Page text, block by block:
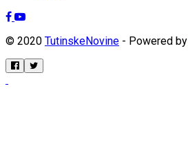
© 2020 TutinskeNovine - Powered by